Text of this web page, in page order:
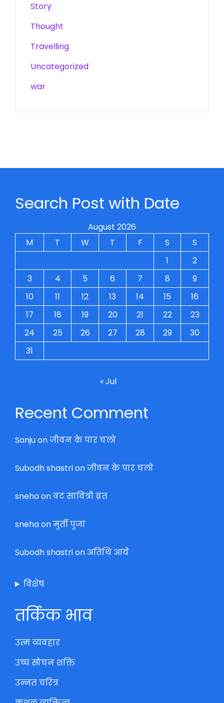
Story
Thought
Travelling
Uncategorized
war
Search Post with Date
August 2026
M
T W T F S
S
1
2
3
4 5 6 7 8
9
10
11 12 13 14 15
16
17
18 19 20 21 22
23
24
25 26 27 28 29
30
31
« Jul
Recent Comment
Sanjuonजीवन के पार चलो
Subodh shastrionजीवन के पार चलो
snehaonवट सावित्री व्रत
snehaonमुर्ती पुजा
Subodh shastrionअतिथि आये
विशेष
तर्किक भाव
उत्म व्यवहार
उच्च सोचन शक्ति
उन्नत चरित्र